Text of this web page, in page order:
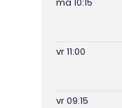
vr 11:00
vr 09:15